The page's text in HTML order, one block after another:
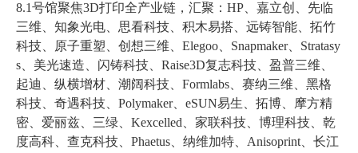
8.1号馆聚焦3D打印全产业链，汇聚：HP、嘉立创、先临
三维、知象光电、思看科技、积木易搭、远铸智能、拓竹
科技、原子重塑、创想三维、Elegoo、Snapmaker、Stratasy
s、美光速造、闪铸科技、Raise3D复志科技、盈普三维、
起迪、纵横增材、潮阔科技、Formlabs、赛纳三维、黑格
科技、奇遇科技、Polymaker、eSUN易生、拓博、摩方精
密、爱丽兹、三绿、Kexcelled、家联科技、博理科技、乾
度高科、查克科技、Phaetus、纳维加特、Anisoprint、长江